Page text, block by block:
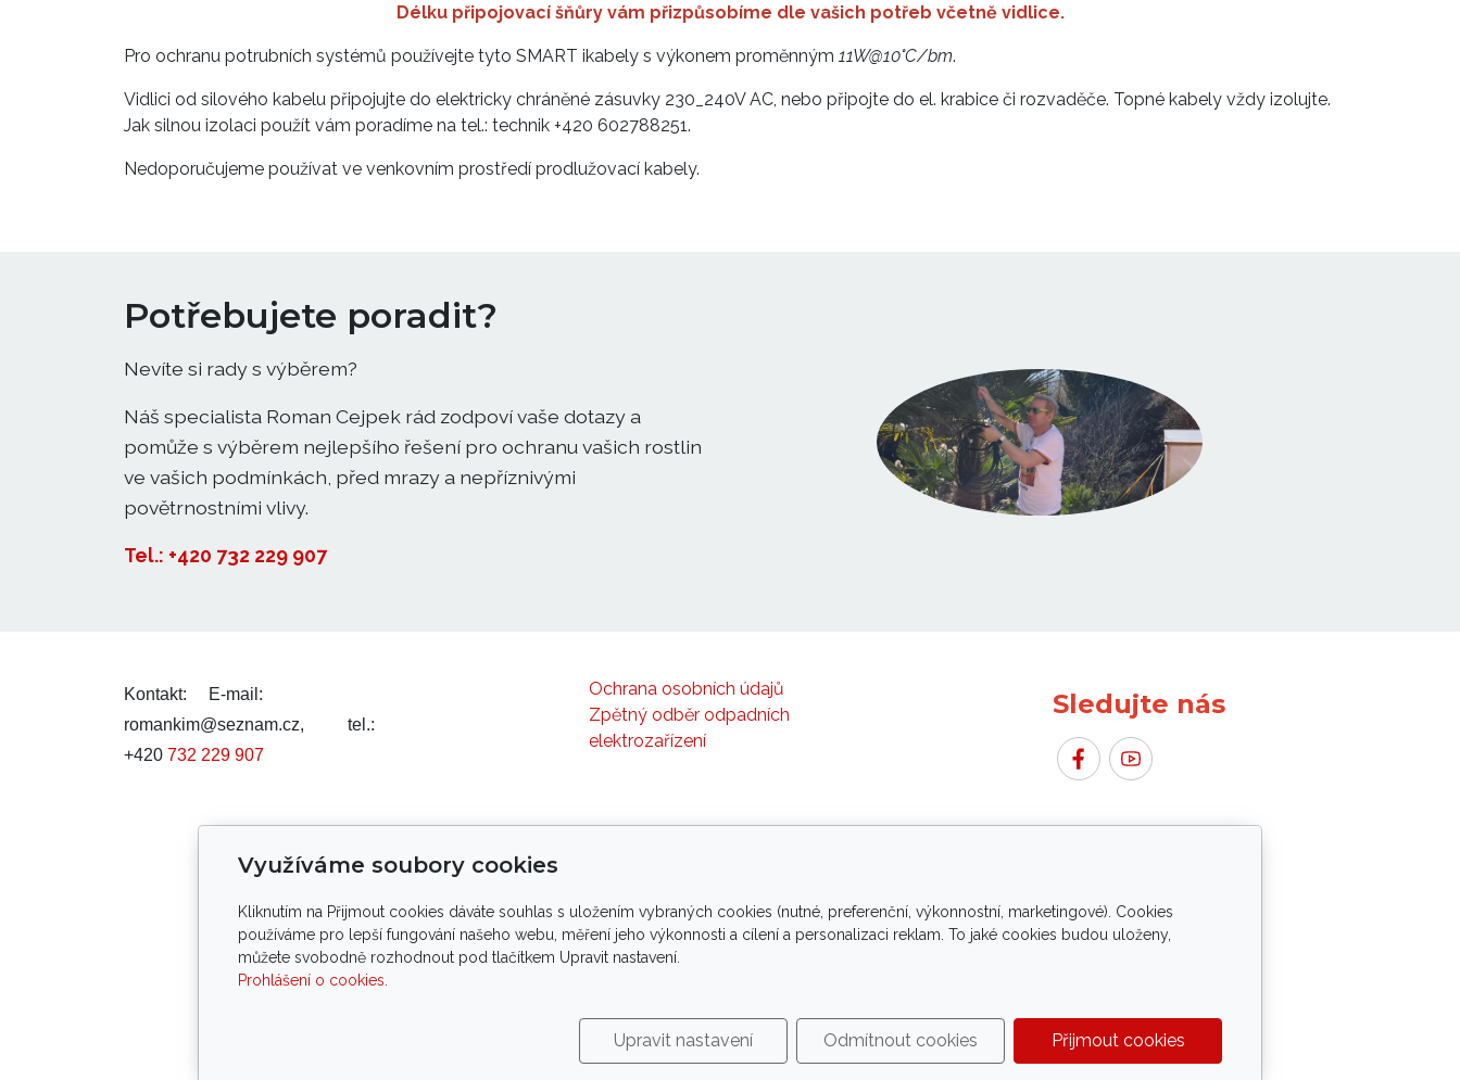
Délku připojovací šňůry vám přizpůsobíme dle vašich potřeb včetně vidlice.
Pro ochranu potrubních systémů používejte tyto SMART ikabely s výkonem proměnným 11W@10°C/bm.
Vidlici od silového kabelu připojujte do elektricky chráněné zásuvky 230_240V AC, nebo připojte do el. krabice či rozvaděče. Topné kabely vždy izolujte.
Jak silnou izolaci použít vám poradíme na tel.: technik +420 602788251.
Nedoporučujeme používat ve venkovním prostředí prodlužovací kabely.
Potřebujete poradit?
Nevíte si rady s výběrem?
Náš specialista Roman Cejpek rád zodpoví vaše dotazy a
pomůže s výběrem nejlepšího řešení pro ochranu vašich rostlin
ve vašich podmínkách, před mrazy a nepříznivými
povětrnostními vlivy.
Tel.: +420 732 229 907
Kontakt:
E-mail:
romankim@seznam.cz, tel.:
+420 732 229 907
Ochrana osobních údajů
Zpětný odběr odpadních
elektrozařízení
Sledujte nás
Tento web byl vyvinut ve spolupráci s palmology, arboristy, elektro a IT techniky.
PROPALMY.CZ | profesionální ochrana rostlin před zimou
Využíváme soubory cookies
Kliknutím na Přijmout cookies dáváte souhlas s uložením vybraných cookies (nutné, preferenční, výkonnostní, marketingové). Cookies
používáme pro lepší fungování našeho webu, měření jeho výkonnosti a cílení a personalizaci reklam. To jaké cookies budou uloženy,
můžete svobodně rozhodnout pod tlačítkem Upravit nastavení.
Prohlášení o cookies.
Upravit nastavení Odmítnout cookies Přijmout cookies